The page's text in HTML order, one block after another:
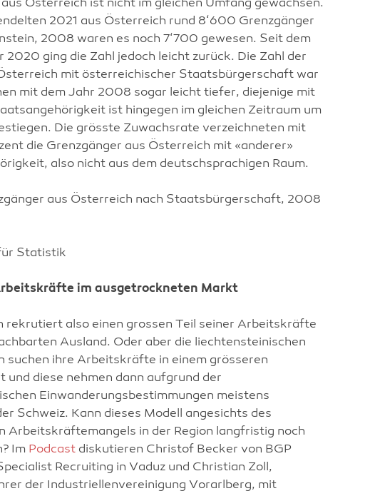
Österreich ist nicht im gleichen Umfang gewachsen.
2021 aus Österreich rund 8‘600 Grenzgänger
2008 waren es noch 7‘700 gewesen. Seit dem
2020 ging die Zahl jedoch leicht zurück. Die Zahl der
mit österreichischer Staatsbürgerschaft war
mit dem Jahr 2008 sogar leicht tiefer, diejenige mit
ist hingegen im gleichen Zeitraum um
Die grösste Zuwachsrate verzeichneten mit
die Grenzgänger aus Österreich mit «anderer»
also nicht aus dem deutschsprachigen Raum.
aus Österreich nach Staatsbürgerschaft, 2008
Statistik
im ausgetrockneten Markt
rekrutiert also einen grossen Teil seiner Arbeitskräfte
Ausland. Oder aber die liechtensteinischen
suchen ihre Arbeitskräfte in einem grösseren
und diese nehmen dann aufgrund der
Einwanderungsbestimmungen meistens
Schweiz. Kann dieses Modell angesichts des
Arbeitskräftemangels in der Region langfristig noch
Im Podcast diskutieren Christof Becker von BGP
Recruiting in Vaduz und Christian Zoll,
der Industriellenvereinigung Vorarlberg, mit